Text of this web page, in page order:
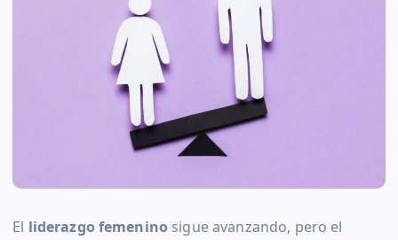
El liderazgo femenino sigue avanzando, pero el